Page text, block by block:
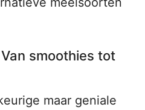
smoothies tot
maar geniale